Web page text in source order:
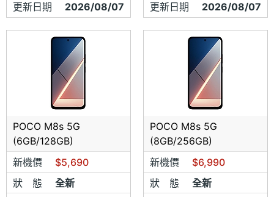
拆封視同購買，無七天鑑賞期之服務，當場確認無誤後即完
成交
＊如遇產品之故障，全完整盒裝無問題七天內會送回原廠協
助新品換貨
＊【全年無休07-7808966 高雄市鳳山區青年路二段286
號】＊本店位於新高橋斜對面＊
【 Line】ID:@pco7364c(歡迎加入LINE 線上洽詢哦，營業
時間都有專人為您服務)
【營業時間】11:00~22:00 【 >FB我們的粉絲專業: 鑫鑫行
動館
更新日期
2026/08/07
更新日期
2026/08/07
POCO M8s 5G
(6GB/128GB)
新機價
$5,690
狀 態
全新
POCO M8s 5G
(8GB/256GB)
新機價
$6,990
狀 態
全新